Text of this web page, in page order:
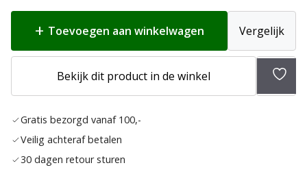
Toevoegen aan winkelwagen Vergelijk
Bekijk dit product in de winkel
Gratis bezorgd vanaf 100,-
Veilig achteraf betalen
30 dagen retour sturen